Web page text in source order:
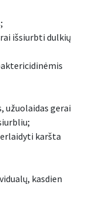
išsiurbti dulkių
užuolaidas gerai
karšta
kasdien